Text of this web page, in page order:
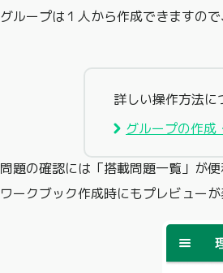
グループは１人から作成できますの
詳しい操作方法に
グループの作成
問題の確認には「搭載問題一覧」が
ワークブック作成時にもプレビュー